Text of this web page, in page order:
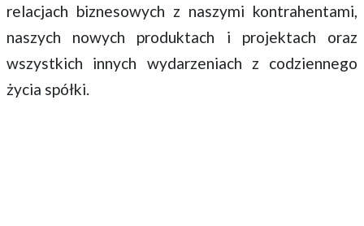
relacjach biznesowych z naszymi kontrahentami,
naszych nowych produktach i projektach oraz
wszystkich innych wydarzeniach z codziennego
życia spółki.